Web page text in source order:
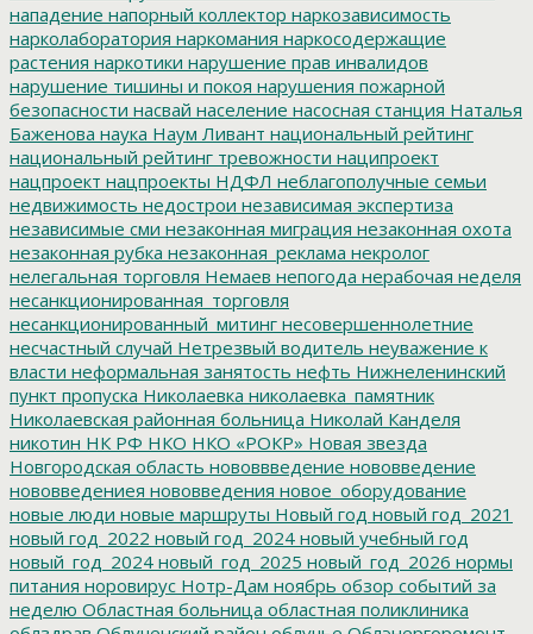
нападение напорный коллектор наркозависимость
нарколаборатория наркомания наркосодержащие
растения наркотики нарушение прав инвалидов
нарушение тишины и покоя нарушения пожарной
безопасности насвай население насосная станция Наталья
Баженова наука Наум Ливант национальный рейтинг
национальный рейтинг тревожности наципроект
нацпроект нацпроекты НДФЛ неблагополучные семьи
недвижимость недострои независимая экспертиза
независимые сми незаконная миграция незаконная охота
незаконная рубка незаконная_реклама некролог
нелегальная торговля Немаев непогода нерабочая неделя
несанкционированная_торговля
несанкционированный_митинг несовершеннолетние
несчастный случай Нетрезвый водитель неуважение к
власти неформальная занятость нефть Нижнеленинский
пункт пропуска Николаевка николаевка_памятник
Николаевская районная больница Николай Канделя
никотин НК РФ НКО НКО «РОКР» Новая звезда
Новгородская область нововвведение нововведение
нововведениея нововведения новое_оборудование
новые люди новые маршруты Новый год новый год_2021
новый год_2022 новый год_2024 новый учебный год
новый_год_2024 новый_год_2025 новый_год_2026 нормы
питания норовирус Нотр-Дам ноябрь обзор событий за
неделю Областная больница областная поликлиника